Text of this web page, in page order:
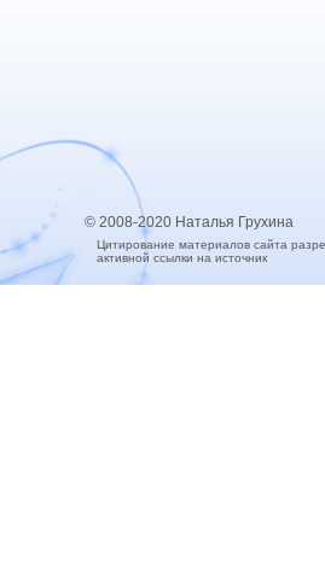
© 2008-2020 Наталья Грухина
Цитирование материалов сайта
активной ссылки на источник